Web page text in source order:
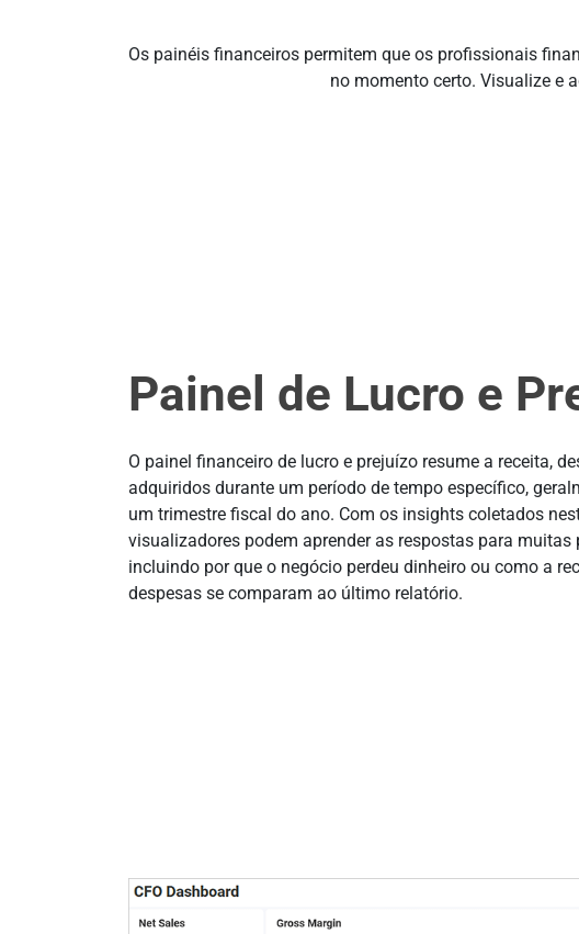
Os painéis financeiros permitem que os profissionais
no momento certo. Visualize e
Painel de Lucro e
O painel financeiro de lucro e prejuízo resume a receita,
adquiridos durante um período de tempo específico,
um trimestre fiscal do ano. Com os insights coletados
visualizadores podem aprender as respostas para muitas
incluindo por que o negócio perdeu dinheiro ou como a
despesas se comparam ao último relatório.